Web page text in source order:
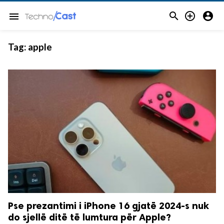
menu   
Tag: apple
Pse prezantimi i iPhone 16 gjatë 2024-s nuk
do sjellë ditë të lumtura për Apple?